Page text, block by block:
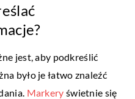
jest, aby podkreślić
było je łatwo znaleźć
Markery świetnie się